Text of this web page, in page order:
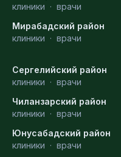
клиники · врачи
Мирабадский район
клиники · врачи
Сергелийский район
клиники · врачи
Чиланзарский район
клиники · врачи
Юнусабадский район
клиники · врачи